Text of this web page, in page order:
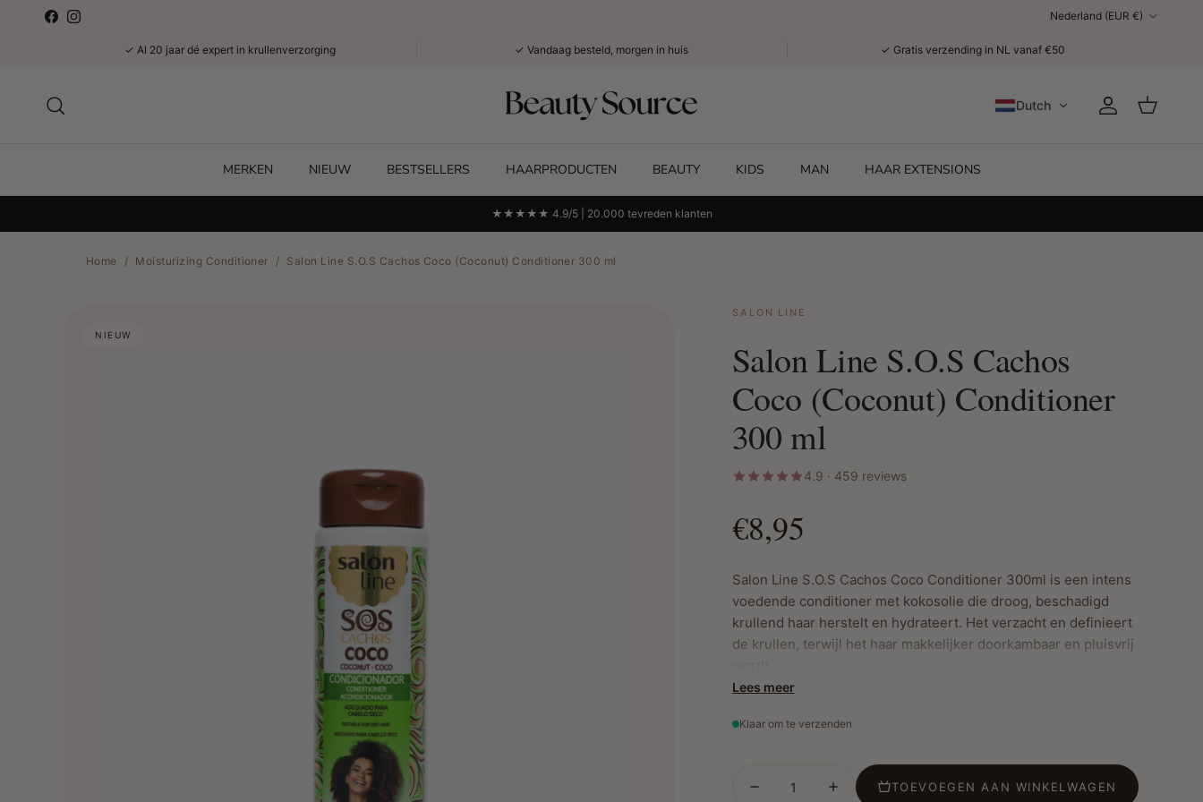
Ga naar inhoud
FacebookInstagram Nederland (EUR €)
✓ Al 20 jaar dé expert in krullenverzorging ✓ Vandaag besteld, morgen in huis ✓ Gratis verzending in NL vanaf €50
Dutch AccountWinkelwagen
MERKEN NIEUW BESTSELLERS HAARPRODUCTEN BEAUTY KIDS MAN HAAR EXTENSIONS
★★★★★ 4.9/5 | 20.000 tevreden klanten
Home / Moisturizing Conditioner / Salon Line S.O.S Cachos Coco (Coconut) Conditioner 300 ml
NIEUW
SALON LINE
Salon Line S.O.S Cachos
Coco (Coconut) Conditioner
300 ml
4.9 · 459 reviews
€8,95
Salon Line S.O.S Cachos Coco Conditioner 300ml is een intens
voedende conditioner met kokosolie die droog, beschadigd
krullend haar herstelt en hydrateert. Het verzacht en definieert
de krullen, terwijl het haar makkelijker doorkambaar en pluisvrij
Belangrijkste Kenmerken:
diep, waardoor droge krullen weer zacht en soepel worden.
Lees meer
Klaar om te verzenden
TOEVOEGEN AAN WINKELWAGEN